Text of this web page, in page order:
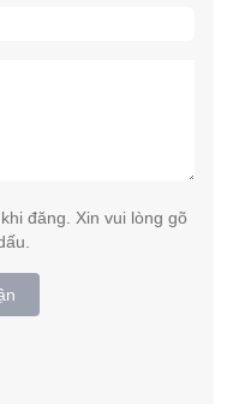
đăng. Xin vui lòng gõ